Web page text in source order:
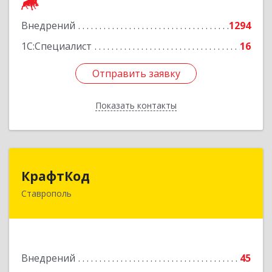
Внедрений
1294
1С:Специалист
16
Отправить заявку
Показать контакты
Отправить заявку
Назад
КрафтКод
Ставрополь
Внедрений
45
355037, Ставропольский край, Ставрополь г,